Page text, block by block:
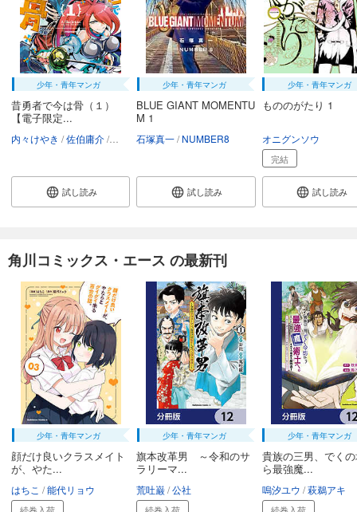
少年・青年マンガ
昔勇者で今は骨（１）
【電子限定...
内々けやき 佐伯庸介
試し読み
少年・青年マンガ
BLUE GIANT MOMENTU
M 1
石塚真一 NUMBER8
試し読み
少年・青年マンガ
もののがたり 1
オニグンソウ
完結
試し読み
角川コミックス・エース の最新刊
少年・青年マンガ
顔だけ良いクラスメイト
が、やた...
はちこ 能代リョウ
続巻入荷
少年・青年マンガ
旗本改革男 ～令和のサ
ラリーマ...
荒吐巌 公社
続巻入荷
少年・青年マンガ
貴族の三男、でく
ら最強魔...
嗚汐ユウ 萩鵜アキ
続巻入荷